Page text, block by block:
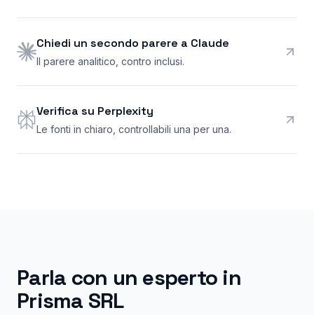
Chiedi un secondo parere a Claude
Il parere analitico, contro inclusi.
Verifica su Perplexity
Le fonti in chiaro, controllabili una per una.
Parla con un esperto in
Prisma SRL